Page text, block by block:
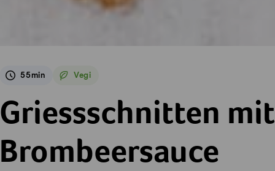
55min Vegi
Vegetarisch
Griessschnitten mit Brombeersauce
Griessschnitten mit
Brombeersauce